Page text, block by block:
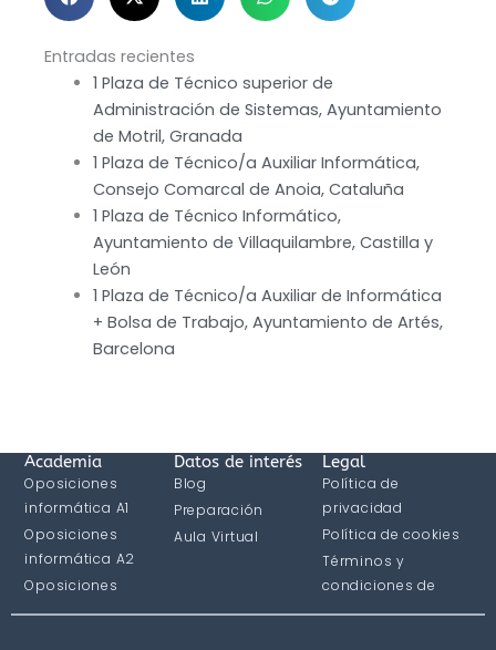
Entradas recientes
1 Plaza de Técnico superior de
Administración de Sistemas, Ayuntamiento
de Motril, Granada
1 Plaza de Técnico/a Auxiliar Informática,
Consejo Comarcal de Anoia, Cataluña
1 Plaza de Técnico Informático,
Ayuntamiento de Villaquilambre, Castilla y
León
1 Plaza de Técnico/a Auxiliar de Informática
+ Bolsa de Trabajo, Ayuntamiento de Artés,
Barcelona
Academia
Oposiciones
informática A1
Oposiciones
informática A2
Oposiciones
informática C1
Datos de interés
Blog
Preparación
Aula Virtual
Legal
Política de
privacidad
Política de cookies
Términos y
condiciones de
compra